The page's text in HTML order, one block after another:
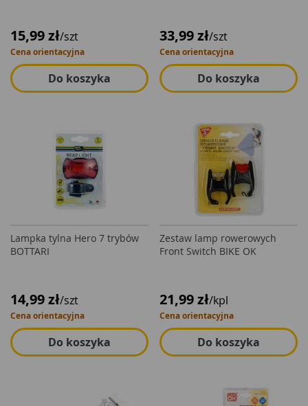
15,99 zł/szt
Cena orientacyjna
Do koszyka
33,99 zł/szt
Cena orientacyjna
Do koszyka
Lampka tylna Hero 7 trybów
BOTTARI
14,99 zł/szt
Cena orientacyjna
Do koszyka
Zestaw lamp rowerowych
Front Switch BIKE OK
21,99 zł/kpl
Cena orientacyjna
Do koszyka